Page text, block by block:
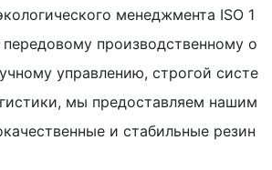
менеджмента ISO 1
производственному о
управлению, строгой систе
мы предоставляем нашим
и стабильные резин